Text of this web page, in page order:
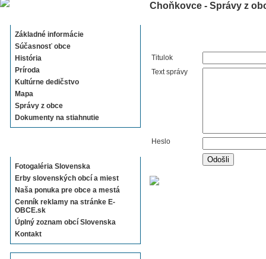
Základné informácie
Súčasnosť obce
História
Príroda
Kultúrne dedičstvo
Mapa
Správy z obce
Dokumenty na stiahnutie
Fotogaléria Slovenska
Erby slovenských obcí a miest
Naša ponuka pre obce a mestá
Cenník reklamy na stránke E-
OBCE.sk
Úplný zoznam obcí Slovenska
Kontakt
Choňkovce - Správy z
Titulok
Text správy
Heslo